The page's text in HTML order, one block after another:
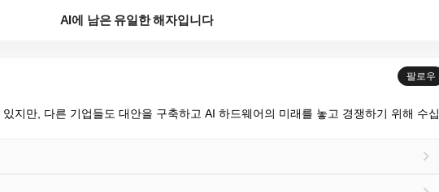
AI에 남은 유일한 해자입니다
팔로우
지만, 다른 기업들도 대안을 구축하고 AI 하드웨어의 미래를 놓고 경쟁하기 위해 수십